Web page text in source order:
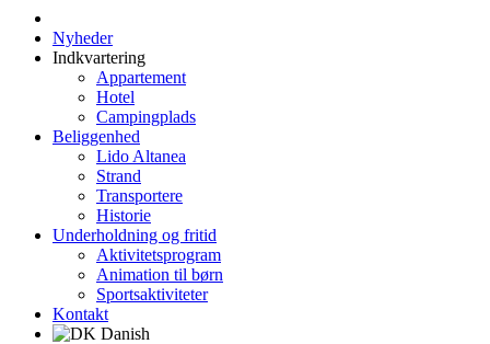
Nyheder
Indkvartering
Appartement
Hotel
Campingplads
Beliggenhed
Lido Altanea
Strand
Transportere
Historie
Underholdning og fritid
Aktivitetsprogram
Animation til børn
Sportsaktiviteter
Kontakt
Danish